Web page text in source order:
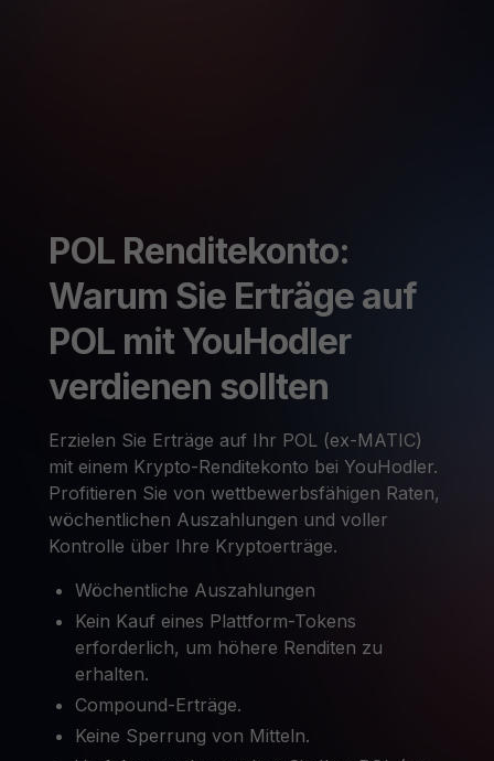
POL Renditekonto:
Warum Sie Erträge auf
POL mit YouHodler
verdienen sollten
Erzielen Sie Erträge auf Ihr POL (ex-MATIC)
mit einem Krypto-Renditekonto bei YouHodler.
Profitieren Sie von wettbewerbsfähigen Raten,
wöchentlichen Auszahlungen und voller
Kontrolle über Ihre Kryptoerträge.
Wöchentliche Auszahlungen
Kein Kauf eines Plattform-Tokens
erforderlich, um höhere Renditen zu
erhalten.
Compound-Erträge.
Keine Sperrung von Mitteln.